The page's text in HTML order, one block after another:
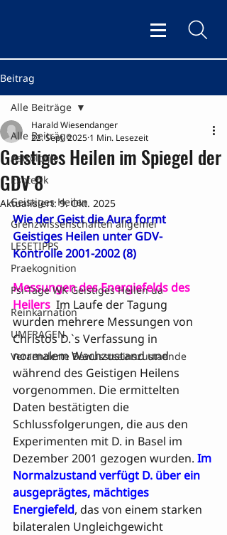
Beitrag
Alle Beiträge
Astrologie
Esoterik
Geistiges Heilen
Grenzwissenschaften allgemei
LESETIPPS
Praekognition
Psi-Tage WK Geistiges Heilen ua
Reinkarnation
UMFRAGEN
Veraenderte Bewusstseinszustaende
Alle Beiträge
Geistiges Heilen im Spiegel der
GDV 8
Harald Wiesendanger
22. Sept. 2025 1 Min. Lesezeit
Aktualisiert:9. Okt. 2025
Wie der Geist die Aura formt
Geistiges Heilen unter GDV-
Kontrolle 2001-2002 (8)
Messungen des Energiefelds des
Heilers
  Im Laufe der Tagung
wurden mehrere Messungen von
Christos D.`s Verfassung in
normalem Wachzustand und
während des Geistigen Heilens
vorgenommen. Die ermittelten
Daten bestätigten die
Schlussfolgerungen, die aus den
Experimenten mit D. in Basel im
Dezember 2001 gezogen wurden. Im
Normalzustand verfügt D. über ein
ausgeprägtes, mächtiges
Energiefeld, das von einem starken
bilateralen Ungleichgewicht